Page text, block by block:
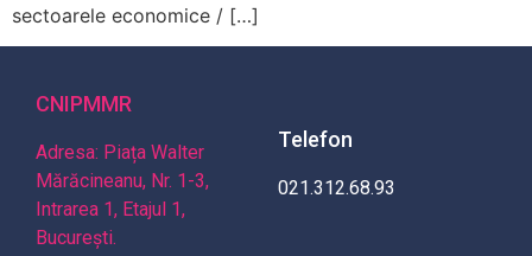
sectoarele economice / […]
CNIPMMR
Adresa: Piața Walter
Mărăcineanu, Nr. 1-3,
Intrarea 1, Etajul 1,
București.
Telefon
021.312.68.93